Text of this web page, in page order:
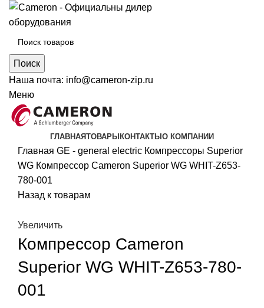
Поиск
Наша почта: info@cameron-zip.ru
Меню
ГЛАВНАЯТОВАРЫ КОНТАКТЫ О КОМПАНИИ
Главная GE - general electric Компрессоры Superior
WG Компрессор Cameron Superior WG WHIT-Z653-
780-001
Назад к товарам
Увеличить
Компрессор Cameron
Superior WG WHIT-Z653-780-
001